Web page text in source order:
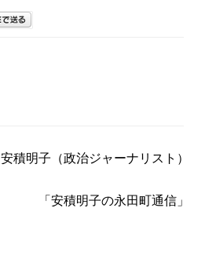
安積明子 （政治ジャーナリスト）
「安積明子の永田町通信」